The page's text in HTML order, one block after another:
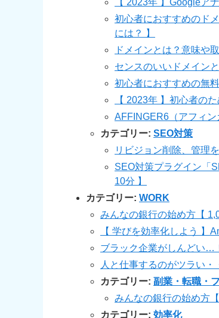
【 2023年 】Googleア
初心者におすすめのド
には？ 】
ドメインとは？意味や
センスのいいドメイン
初心者におすすめの無
【 2023年 】初心者の
AFFINGER6（アフィ
カテゴリー: SEO対策
リビジョン削除、管理
SEO対策プラグイン「
10分 】
カテゴリー: WORK
みんなの銀行の始め方【
【 学びを効率化しよう 】
ブラック企業がしんどい…
人と仕事するのがツラい
カテゴリー: 副業・転職・
みんなの銀行の始め方
カテゴリー: 効率化